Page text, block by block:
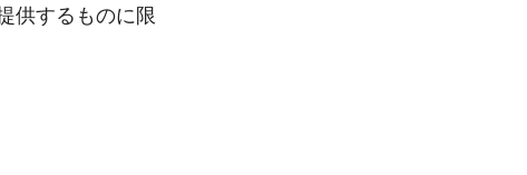
供するものに限